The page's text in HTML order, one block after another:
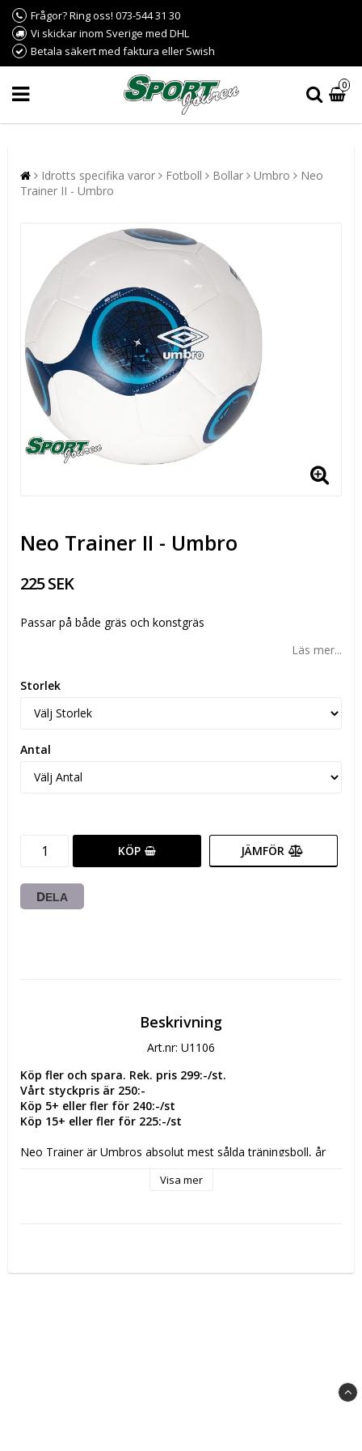
Frågor? Ring oss! 073-544 31 30
Vi skickar inom Sverige med DHL
Betala säkert med faktura eller Swish
0
Idrotts specifika varor Fotboll Bollar Umbro
Neo
Trainer II - Umbro
Neo Trainer II - Umbro
225 SEK
Passar på både gräs och konstgräs
Läs mer...
Storlek
Antal
KÖP JÄMFÖR
DELA
Beskrivning
Art.nr: U1106
Köp fler och spara. Rek. pris 299:-/st.
Vårt styckpris är 250:-
Köp 5+ eller fler för 240:-/st
Köp 15+ eller fler för 225:-/st
Neo Trainer är Umbros absolut mest sålda träningsboll, år
både ungdomar och vuxna. 14 paneler och riktigt bra kvalitet i
Material:
Visa mer